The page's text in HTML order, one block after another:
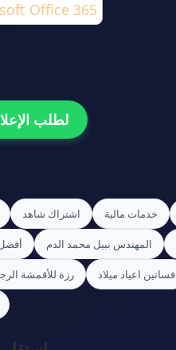
لطلب
خدمات مالية اشتراك شاهد
المهندس نبيل محمد الدم
فساتين اعياد ميلاد رزة للأقمشة